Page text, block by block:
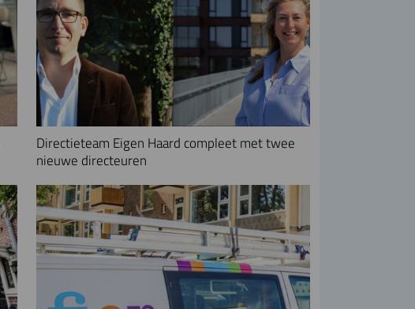
Directieteam Eigen Haard compleet met twee
nieuwe directeuren